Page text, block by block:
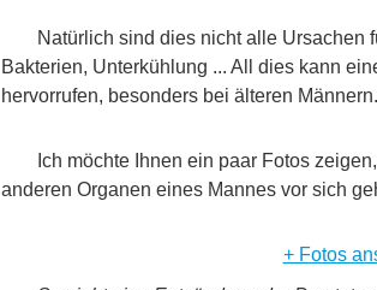
Natürlich sind dies nicht alle Ursachen
Bakterien, Unterkühlung ... All dies kann
hervorrufen, besonders bei älteren Männern.
Ich möchte Ihnen ein paar Fotos
anderen Organen eines Mannes vor sich
+ Fotos